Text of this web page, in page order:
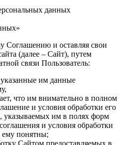
данных
Соглашению и оставляя свои
(далее – Сайт), путем
связи Пользователь:
указанные им данные
что им внимательно в полном
и условия обработки его
указываемых им в полях форм
и условия обработки
понятны;